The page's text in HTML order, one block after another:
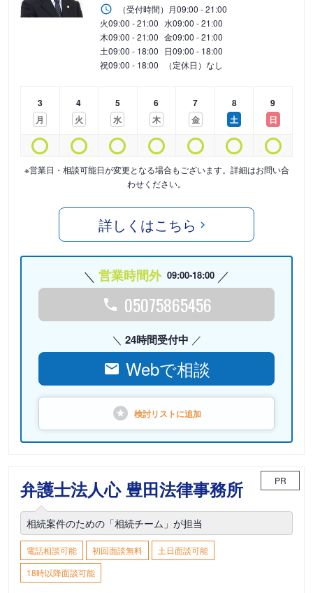
（受付時間） 月09:00 - 21:00
火09:00 - 21:00 水09:00 - 21:00
木09:00 - 21:00 金09:00 - 21:00
土09:00 - 18:00 日09:00 - 18:00
祝09:00 - 18:00 （定休日）なし
3
月
4
火
5
水
6
木
7
金
8
土
9
日
※営業日・相談可能日が変更となる場合もございます。詳細はお問い合
わせください。
詳しくはこちら
営業時間外 09:00-18:00
05075865456
24時間受付中
Webで相談
検討リストに追加
弁護士法人心 豊田法律事務所 PR
相続案件のための「相続チーム」が担当
電話相談可能 初回面談無料
土日面談可能
18時以降面談可能